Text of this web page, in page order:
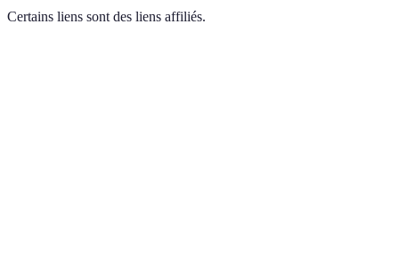
Certains liens sont des liens affiliés.